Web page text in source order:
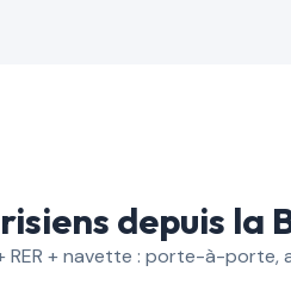
depuis la
RER + navette : porte-à-porte,